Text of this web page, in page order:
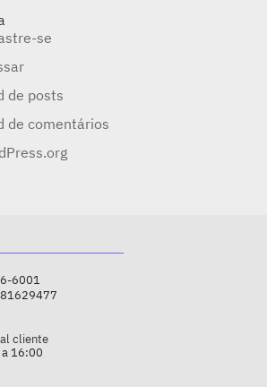
se
de posts
de comentários
cliente
16:00
6001